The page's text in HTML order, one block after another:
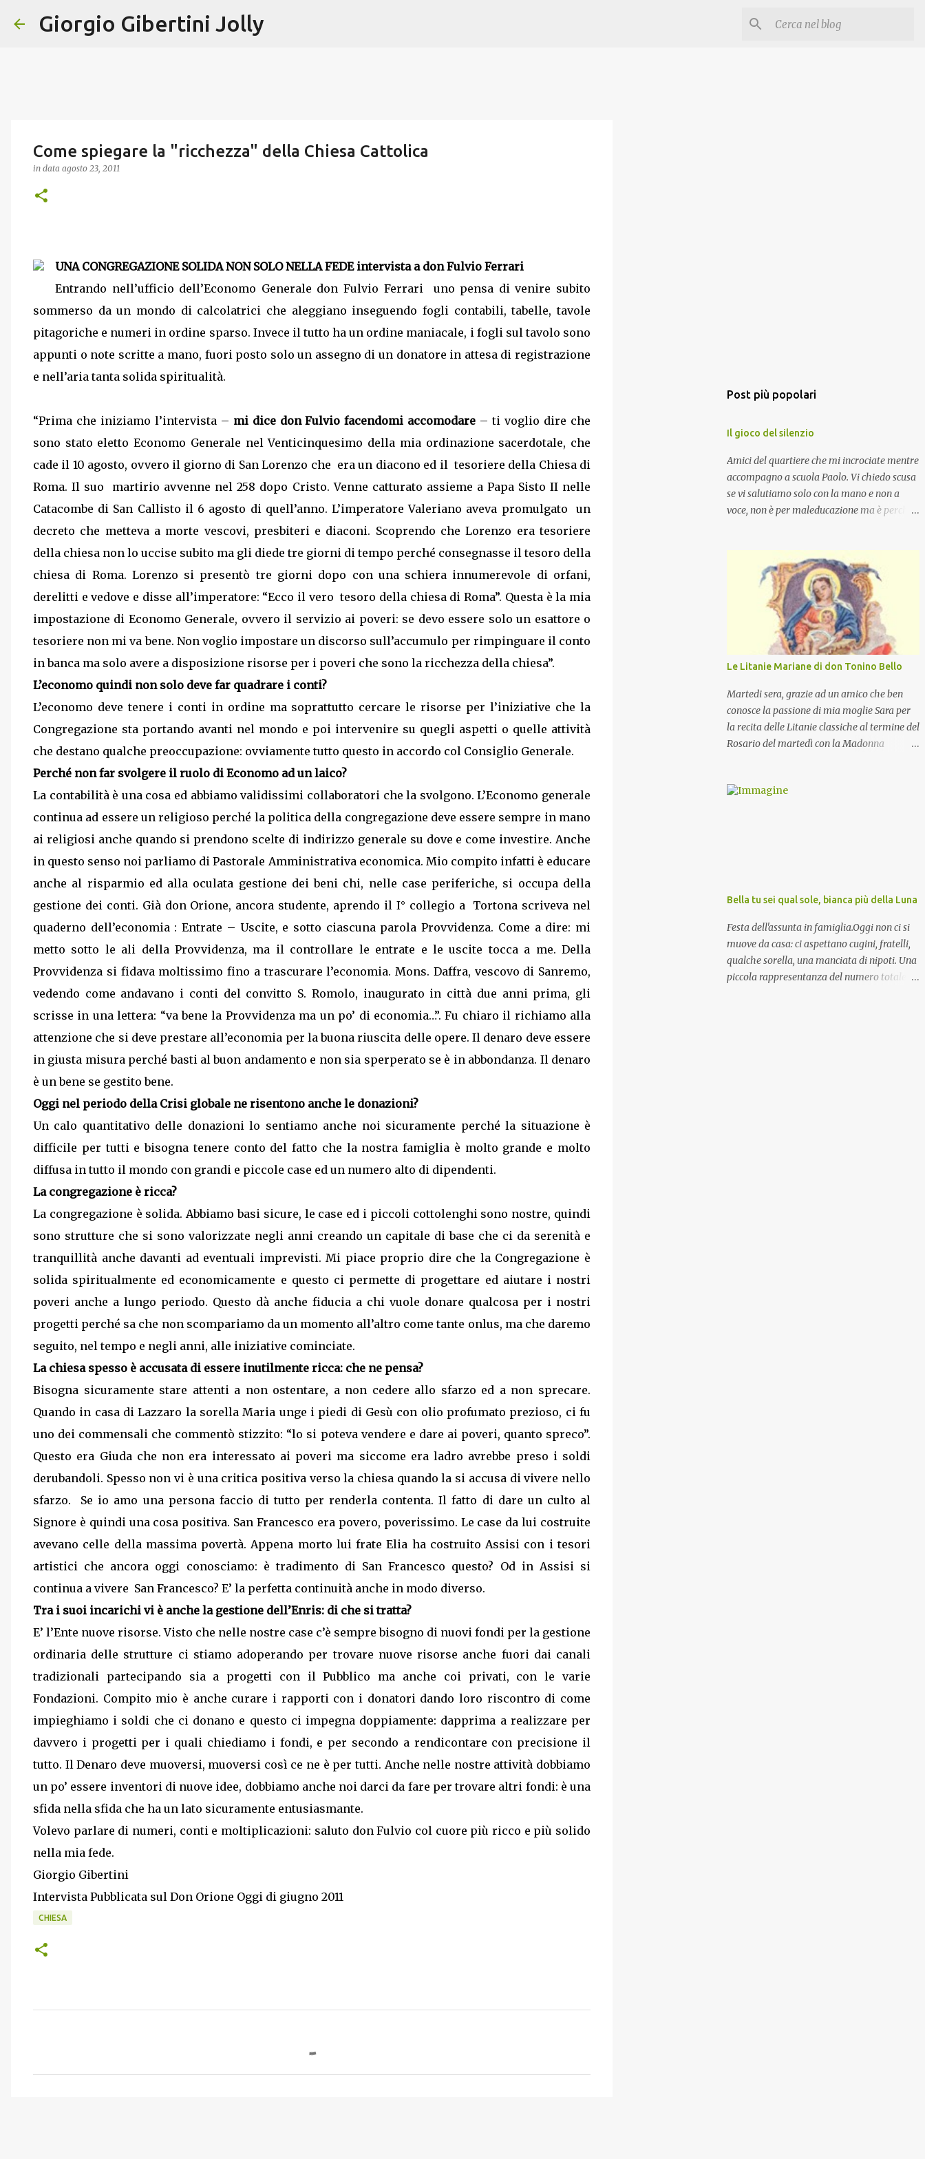
Giorgio Gibertini Jolly
Come spiegare la "ricchezza" della Chiesa Cattolica
in data agosto 23, 2011
UNA CONGREGAZIONE SOLIDA NON SOLO NELLA FEDE intervista a don Fulvio Ferrari
Entrando nell’ufficio dell’Economo Generale don Fulvio Ferrari
uno pensa di venire subito
sommerso da un mondo di calcolatrici che aleggiano inseguendo fogli contabili, tabelle, tavole
pitagoriche e numeri in ordine sparso. Invece il tutto ha un ordine maniacale, i fogli sul tavolo sono
appunti o note scritte a mano, fuori posto solo un assegno di un donatore in attesa di registrazione
e nell’aria tanta solida spiritualità.
“Prima che iniziamo l’intervista – mi dice don Fulvio facendomi accomodare – ti voglio dire che
sono stato eletto Economo Generale nel Venticinquesimo della mia ordinazione sacerdotale, che
cade il 10 agosto, ovvero il giorno di San Lorenzo che era un diacono ed il tesoriere della Chiesa di
Roma. Il suo
martirio avvenne nel 258 dopo Cristo. Venne catturato assieme a Papa Sisto II nelle
Catacombe di San Callisto il 6 agosto di quell’anno. L’imperatore Valeriano aveva promulgato
un
decreto che metteva a morte vescovi, presbiteri e diaconi. Scoprendo che Lorenzo era tesoriere
della chiesa non lo uccise subito ma gli diede tre giorni di tempo perché consegnasse il tesoro della
chiesa di Roma. Lorenzo si presentò tre giorni dopo con una schiera innumerevole di orfani,
derelitti e vedove e disse all’imperatore: “Ecco il vero tesoro della chiesa di Roma”. Questa è la mia
impostazione di Economo Generale, ovvero il servizio ai poveri: se devo essere solo un esattore o
tesoriere non mi va bene. Non voglio impostare un discorso sull’accumulo per rimpinguare il conto
in banca ma solo avere a disposizione risorse per i poveri che sono la ricchezza della chiesa”.
L’economo quindi non solo deve far quadrare i conti?
L’economo deve tenere i conti in ordine ma soprattutto cercare le risorse per l’iniziative che la
Congregazione sta portando avanti nel mondo e poi intervenire su quegli aspetti o quelle attività
che destano qualche preoccupazione: ovviamente tutto questo in accordo col Consiglio Generale.
Perché non far svolgere il ruolo di Economo ad un laico?
La contabilità è una cosa ed abbiamo validissimi collaboratori che la svolgono. L’Economo generale
continua ad essere un religioso perché la politica della congregazione deve essere sempre in mano
ai religiosi anche quando si prendono scelte di indirizzo generale su dove e come investire. Anche
in questo senso noi parliamo di Pastorale Amministrativa economica. Mio compito infatti è educare
anche al risparmio ed alla oculata gestione dei beni chi, nelle case periferiche, si occupa della
gestione dei conti. Già don Orione, ancora studente, aprendo il I° collegio a
Tortona scriveva nel
quaderno dell’economia : Entrate – Uscite, e sotto ciascuna parola Provvidenza. Come a dire: mi
metto sotto le ali della Provvidenza, ma il controllare le entrate e le uscite tocca a me. Della
Provvidenza si fidava moltissimo fino a trascurare l’economia. Mons. Daffra, vescovo di Sanremo,
vedendo come andavano i conti del convitto S. Romolo, inaugurato in città due anni prima, gli
scrisse in una lettera: “va bene la Provvidenza ma un po’ di economia…”. Fu chiaro il richiamo alla
attenzione che si deve prestare all’economia per la buona riuscita delle opere. Il denaro deve essere
in giusta misura perché basti al buon andamento e non sia sperperato se è in abbondanza. Il denaro
è un bene se gestito bene.
Oggi nel periodo della Crisi globale ne risentono anche le donazioni?
Un calo quantitativo delle donazioni lo sentiamo anche noi sicuramente perché la situazione è
difficile per tutti e bisogna tenere conto del fatto che la nostra famiglia è molto grande e molto
diffusa in tutto il mondo con grandi e piccole case ed un numero alto di dipendenti.
La congregazione è ricca?
La congregazione è solida. Abbiamo basi sicure, le case ed i piccoli cottolenghi sono nostre, quindi
sono strutture che si sono valorizzate negli anni creando un capitale di base che ci da serenità e
tranquillità anche davanti ad eventuali imprevisti. Mi piace proprio dire che la Congregazione è
solida spiritualmente ed economicamente e questo ci permette di progettare ed aiutare i nostri
poveri anche a lungo periodo. Questo dà anche fiducia a chi vuole donare qualcosa per i nostri
progetti perché sa che non scompariamo da un momento all’altro come tante onlus, ma che daremo
seguito, nel tempo e negli anni, alle iniziative cominciate.
La chiesa spesso è accusata di essere inutilmente ricca: che ne pensa?
Bisogna sicuramente stare attenti a non ostentare, a non cedere allo sfarzo ed a non sprecare.
Quando in casa di Lazzaro la sorella Maria unge i piedi di Gesù con olio profumato prezioso, ci fu
uno dei commensali che commentò stizzito: “lo si poteva vendere e dare ai poveri, quanto spreco”.
Questo era Giuda che non era interessato ai poveri ma siccome era ladro avrebbe preso i soldi
derubandoli. Spesso non vi è una critica positiva verso la chiesa quando la si accusa di vivere nello
sfarzo.
Se io amo una persona faccio di tutto per renderla contenta. Il fatto di dare un culto al
Signore è quindi una cosa positiva. San Francesco era povero, poverissimo. Le case da lui costruite
avevano celle della massima povertà. Appena morto lui frate Elia ha costruito Assisi con i tesori
artistici che ancora oggi conosciamo: è tradimento di San Francesco questo? Od in Assisi si
continua a vivere San Francesco? E’ la perfetta continuità anche in modo diverso.
Tra i suoi incarichi vi è anche la gestione dell’Enris: di che si tratta?
E’ l’Ente nuove risorse. Visto che nelle nostre case c’è sempre bisogno di nuovi fondi per la gestione
ordinaria delle strutture ci stiamo adoperando per trovare nuove risorse anche fuori dai canali
tradizionali partecipando sia a progetti con il Pubblico ma anche coi privati, con le varie
Fondazioni. Compito mio è anche curare i rapporti con i donatori dando loro riscontro di come
impieghiamo i soldi che ci donano e questo ci impegna doppiamente: dapprima a realizzare per
davvero i progetti per i quali chiediamo i fondi, e per secondo a rendicontare con precisione il
tutto. Il Denaro deve muoversi, muoversi così ce ne è per tutti. Anche nelle nostre attività dobbiamo
un po’ essere inventori di nuove idee, dobbiamo anche noi darci da fare per trovare altri fondi: è una
sfida nella sfida che ha un lato sicuramente entusiasmante.
Volevo parlare di numeri, conti e moltiplicazioni: saluto don Fulvio col cuore più ricco e più solido
nella mia fede.
Giorgio Gibertini
Intervista Pubblicata sul Don Orione Oggi di giugno 2011
CHIESA
Post più popolari
Il gioco del silenzio
Amici del quartiere che mi incrociate mentre
accompagno a scuola Paolo. Vi chiedo scusa
se vi salutiamo solo con la mano e non a
voce, non è per maleducazione ma è perché
Le Litanie Mariane di don Tonino Bello
Martedi sera, grazie ad un amico che ben
conosce la passione di mia moglie Sara per
la recita delle Litanie classiche al termine del
Rosario del martedì con la Madonna
ritmate sulle invocazioni del Vescovo don
Bella tu sei qual sole, bianca più della Luna
Festa dell'assunta in famiglia.Oggi non ci si
muove da casa: ci aspettano cugini, fratelli,
qualche sorella, una manciata di nipoti. Una
piccola rappresentanza del numero totale